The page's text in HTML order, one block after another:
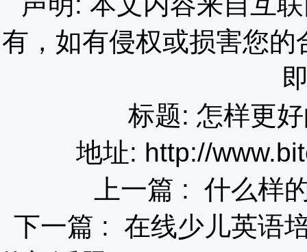
有，如有侵权或损害您
标题: 怎样更
地址: http://
上一篇 : 什么样
下一篇 : 在线少儿英语